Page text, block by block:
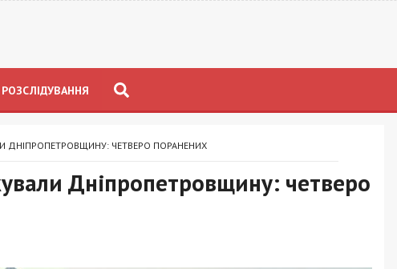
РОЗСЛІДУВАННЯ
ДНІПРОПЕТРОВЩИНУ: ЧЕТВЕРО ПОРАНЕНИХ
Дніпропетровщину: четверо